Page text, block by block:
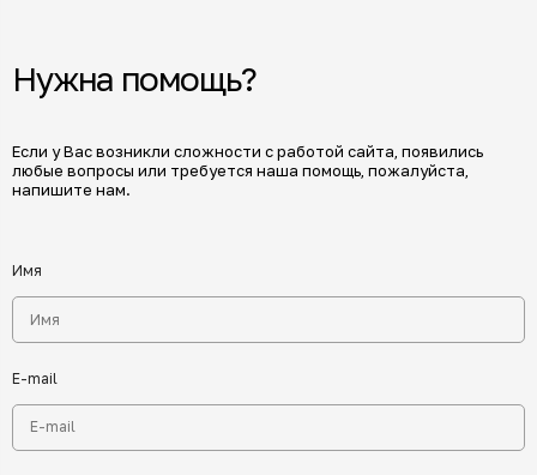
Нужна помощь?
Если у Вас возникли сложности с работой сайта, появились
любые вопросы или требуется наша помощь, пожалуйста,
напишите нам.
Имя
E-mail